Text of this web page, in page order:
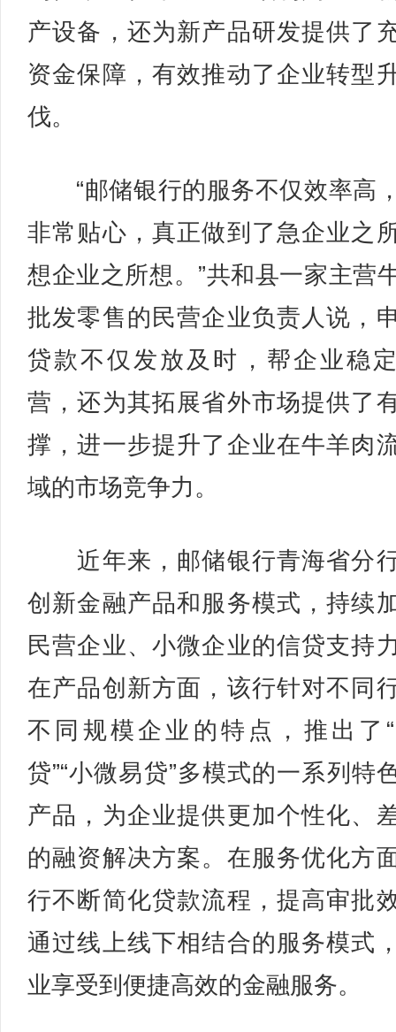
产设备，还为新产品研发提供了
资金保障，有效推动了企业转型
伐。
“邮储银行的服务不仅效率高
非常贴心，真正做到了急企业之
想企业之所想。”共和县一家主营
批发零售的民营企业负责人说，
贷款不仅发放及时，帮企业稳
营，还为其拓展省外市场提供了
撑，进一步提升了企业在牛羊肉
域的市场竞争力。
近年来，邮储银行青海省分
创新金融产品和服务模式，持续
民营企业、小微企业的信贷支持
在产品创新方面，该行针对不同
不同规模企业的特点，推出了
贷”“小微易贷”多模式的一系列特
产品，为企业提供更加个性化、
的融资解决方案。在服务优化方
行不断简化贷款流程，提高审批
通过线上线下相结合的服务模式
业享受到便捷高效的金融服务。